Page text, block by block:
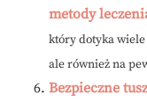
metody
który dotyka
ale również na
Bezpieczne